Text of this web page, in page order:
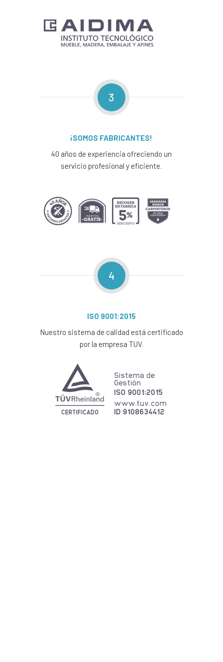
3
¡SOMOS FABRICANTES!
40 años de experiencia ofreciendo un
servicio profesional y eficiente.
4
ISO 9001:2015
Nuestro sistema de calidad está certificado
por la empresa TUV.